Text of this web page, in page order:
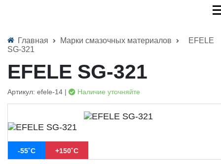
Главная Марки смазочных материалов
EFELE
SG-321
EFELE SG-321
Артикул: efele-14 | Наличие уточняйте
-55˚С +150˚С